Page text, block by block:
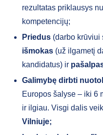
rezultatas priklausys
kompetencijų;
Priedus (darbo krūviui
išmokas (už ilgametį
kandidatus) ir
Galimybę dirbti
Europos šalyse – iki 6
ir ilgiau. Visgi dalis
Vilniuje;